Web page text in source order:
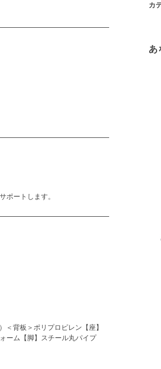
ポートします。
背板＞ポリプロピレン【座】
ーム【脚】スチール丸パイプ
カ
あ